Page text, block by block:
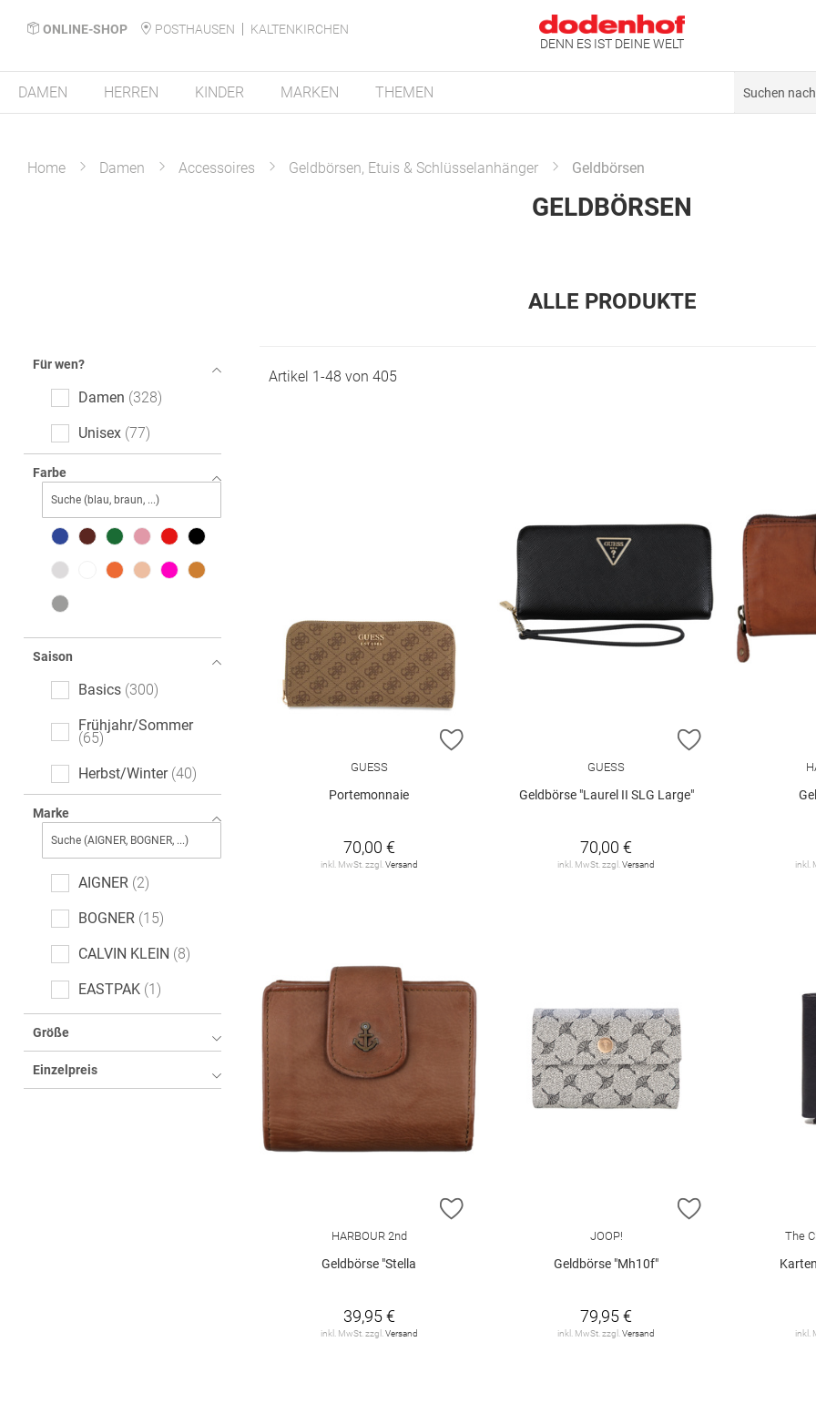
ONLINE-SHOP POSTHAUSEN
KALTENKIRCHEN
DENN ES IST DEINE WELT
DAMEN HERREN KINDER MARKEN THEMEN
Home Damen Accessoires Geldbörsen, Etuis & Schlüsselanhänger Geldbörsen
GELDBÖRSEN
ALLE PRODUKTE
Für wen?
Damen 328
Unisex 77
Farbe
Saison
Basics 300
Frühjahr/Sommer
65
Herbst/Winter 40
Marke
AIGNER 2
BOGNER 15
CALVIN KLEIN 8
EASTPAK 1
Gerry Weber
Größe
Einzelpreis
Artikel 1-48 von 405
ZUR WUNSCHLISTE HINZUFÜGEN
GUESS
Portemonnaie
70,00 €
inkl. MwSt. zzgl. Versand
ZUR
GUESS
Geldbörse "Laurel II SLG Large"
70,00 €
inkl. MwSt. zzgl.Versand inkl.
ZUR WUNSCHLISTE HINZUFÜGEN
HARBOUR 2nd
Geldbörse "Stella
39,95 €
inkl. MwSt. zzgl. Versand
ZUR
JOOP!
Geldbörse "Mh10f"
79,95 €
inkl. MwSt. zzgl.Versand
The
inkl.